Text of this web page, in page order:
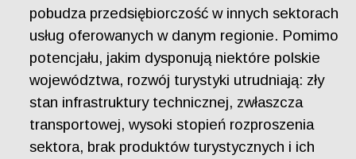
pobudza przedsiębiorczość w innych sektorach
usług oferowanych w danym regionie. Pomimo
potencjału, jakim dysponują niektóre polskie
województwa, rozwój turystyki utrudniają: zły
stan infrastruktury technicznej, zwłaszcza
transportowej, wysoki stopień rozproszenia
sektora, brak produktów turystycznych i ich